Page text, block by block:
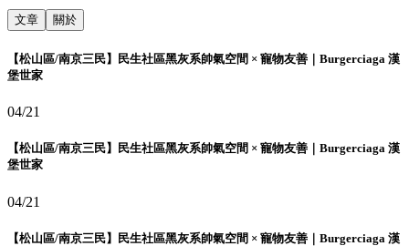
文章 關於
【松山區/南京三民】民生社區黑灰系帥氣空間 × 寵物友善｜Burgerciaga 漢
堡世家
04/21
【松山區/南京三民】民生社區黑灰系帥氣空間 × 寵物友善｜Burgerciaga 漢
堡世家
04/21
【松山區/南京三民】民生社區黑灰系帥氣空間 × 寵物友善｜Burgerciaga 漢